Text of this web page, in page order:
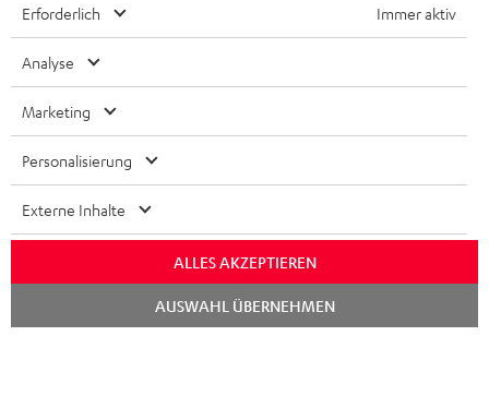
ULTIMA-SERIE
IN-EAR-KOPFHÖRER
FANSHOP
NEUHEITEN
UNSER MANAGEMENT
NACHHALTIGKEIT
UNSERE WERTE
BILDUNGSRABATT
POLEN
SPANIEN
ITALIEN
Technische Änderungen, Tippfehler und Irrtum vorbehalten. Das auf unseren
Fotos abgebildete Zubehör ist nicht im Lieferumfang enthalten. Etwaige
Entsorgungsgebühren für Batterien sind im Preis inbegriffen.
Datenschutz Daten-Einstellungen
Vertrag widerrufen
Erforderlich Immer aktiv
Analyse
Marketing
Personalisierung
Externe Inhalte
ALLES AKZEPTIEREN
AUSWAHL ÜBERNEHMEN